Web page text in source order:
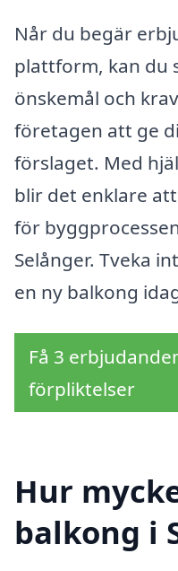
Når du begär
plattform, kan du
önskemål och
företagen att ge
förslaget. Med
blir det enklare
för
Selånger. Tveka
en ny balkong
Få 3
förpliktelser
Hur
balkong i